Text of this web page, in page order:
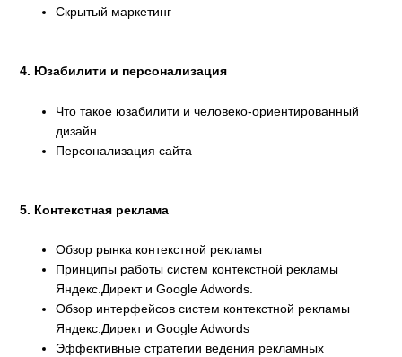
Скрытый маркетинг
4. Юзабилити и персонализация
Что такое юзабилити и человеко-ориентированный
дизайн
Персонализация сайта
5. Контекстная реклама
Обзор рынка контекстной рекламы
Принципы работы систем контекстной рекламы
Яндекс.Директ и Google Adwords.
Обзор интерфейсов систем контекстной рекламы
Яндекс.Директ и Google Adwords
Эффективные стратегии ведения рекламных